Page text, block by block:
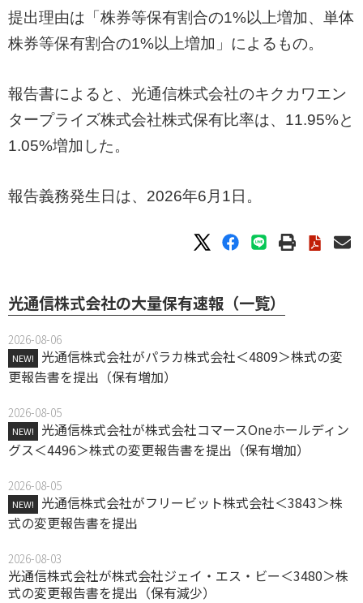
提出理由は「株券等保有割合の1%以上増加、単体
株券等保有割合の1%以上増加」によるもの。
報告書によると、光通信株式会社のキクカワエン
タープライズ株式会社株式保有比率は、11.95%と
1.05%増加した。
報告義務発生日は、2026年6月1日。
光通信株式会社の大量保有速報（一覧）
2026-08-06
NEW!
光通信株式会社がパラカ株式会社＜4809＞株式の変
更報告書を提出（保有増加）
2026-08-05
NEW!
光通信株式会社が株式会社コマースOneホールディン
グス＜4496＞株式の変更報告書を提出（保有増加）
2026-08-05
NEW!
光通信株式会社がフリービット株式会社＜3843＞株
式の変更報告書を提出
2026-08-03
光通信株式会社が株式会社ジェイ・エス・ビー＜3480＞株
式の変更報告書を提出（保有減少）